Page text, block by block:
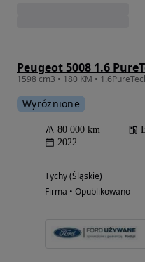
Peugeot 5008 1.6
Wyróżnione
80 000 km
2022
Tychy (Śląskie)
Firma • Opublikowano